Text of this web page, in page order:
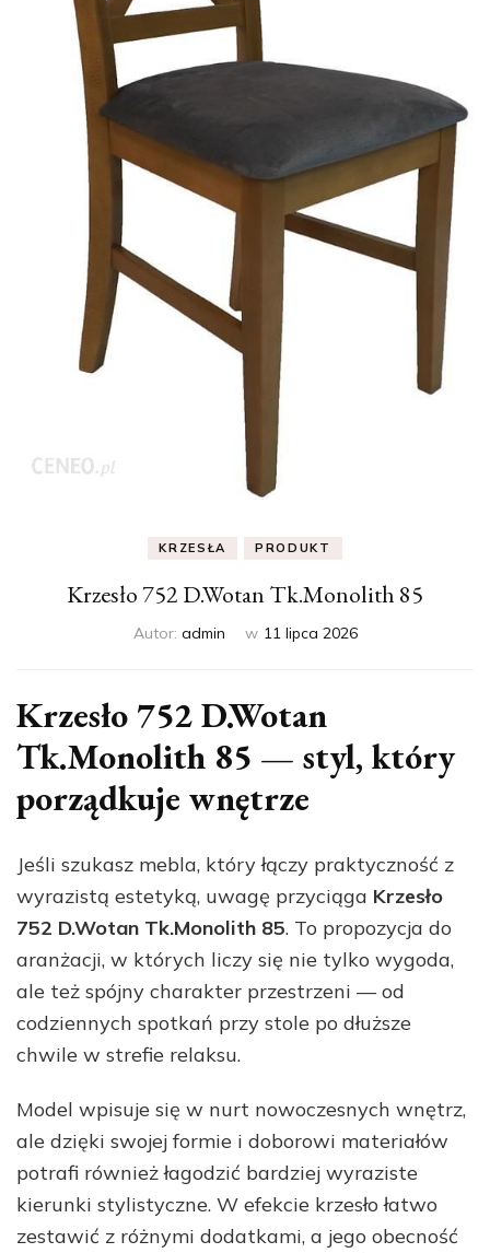
KRZESŁA PRODUKT
Krzesło 752 D.Wotan Tk.Monolith 85
Autor: admin w 11 lipca 2026
Krzesło 752 D.Wotan
Tk.Monolith 85 — styl, który
porządkuje wnętrze
Jeśli szukasz mebla, który łączy praktyczność z
wyrazistą estetyką, uwagę przyciąga Krzesło
752 D.Wotan Tk.Monolith 85. To propozycja do
aranżacji, w których liczy się nie tylko wygoda,
ale też spójny charakter przestrzeni — od
codziennych spotkań przy stole po dłuższe
chwile w strefie relaksu.
Model wpisuje się w nurt nowoczesnych wnętrz,
ale dzięki swojej formie i doborowi materiałów
potrafi również łagodzić bardziej wyraziste
kierunki stylistyczne. W efekcie krzesło łatwo
zestawić z różnymi dodatkami, a jego obecność